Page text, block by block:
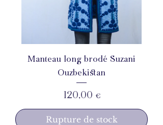
Manteau long brodé Suzani
Ouzbekistan
Prix
120,00 €
Rupture de stock